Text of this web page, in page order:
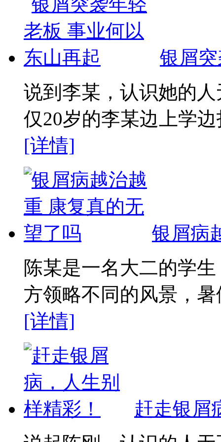
银屑
说到李某，认识她的
仅20岁的李某边上学
[详情]
银屑病
陈某是一名大二的学
方领略不同的风景，
[详情]
赶走银屑